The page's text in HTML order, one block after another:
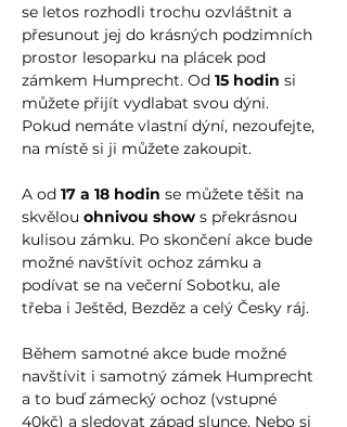
se letos rozhodli trochu ozvláštnit a
přesunout jej do krásných podzimních
prostor lesoparku na plácek pod
zámkem Humprecht. Od 15 hodin si
můžete přijít vydlabat svou dýni.
Pokud nemáte vlastní dýní, nezoufejte,
na místě si ji můžete zakoupit.
A od 17 a 18 hodin se můžete těšit na
skvělou ohnivou show s překrásnou
kulisou zámku. Po skončení akce bude
možné navštívit ochoz zámku a
podívat se na večerní Sobotku, ale
třeba i Ještěd, Bezděz a celý Česky ráj.
Během samotné akce bude možné
navštívit i samotný zámek Humprecht
a to buď zámecký ochoz (vstupné
40kč) a sledovat západ slunce. Nebo si